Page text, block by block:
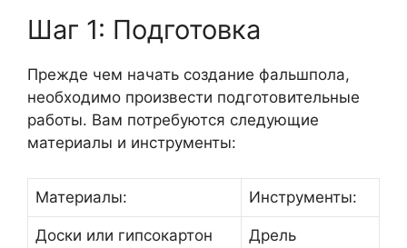
Шаг 1: Подготовка
Прежде чем начать создание фальшпола,
необходимо произвести подготовительные
работы. Вам потребуются следующие
материалы и инструменты:
Материалы: Инструменты:
Доски или гипсокартон Дрель